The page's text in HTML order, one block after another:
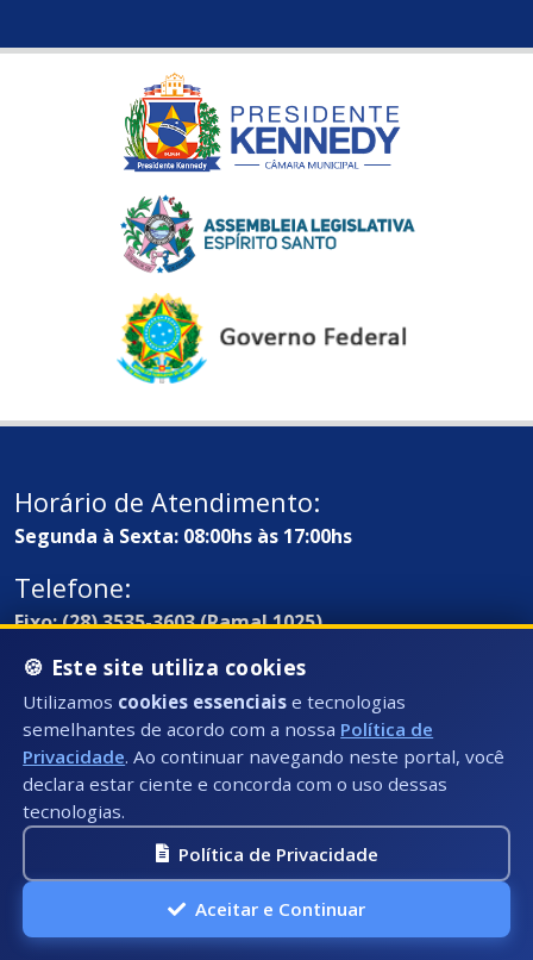
Horário de Atendimento:
Segunda à Sexta: 08:00hs às 17:00hs
Telefone:
Fixo: (28) 3535-3603 (Ramal 1025)
E-mail:
ouvidoria@presidentekennedy.es.gov.br
Endereço / Ouvidoria:
🍪 Este site utiliza cookies
Utilizamos cookies essenciais e tecnologias
semelhantes de acordo com a nossa Política de
Privacidade. Ao continuar navegando neste portal, você
declara estar ciente e concorda com o uso dessas
tecnologias.
Política de Privacidade
Aceitar e Continuar